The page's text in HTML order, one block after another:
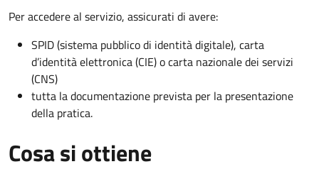
Per accedere al servizio, assicurati di avere:
SPID (sistema pubblico di identità digitale), carta
d’identità elettronica (CIE) o carta nazionale dei servizi
(CNS)
tutta la documentazione prevista per la presentazione
della pratica.
Cosa si ottiene